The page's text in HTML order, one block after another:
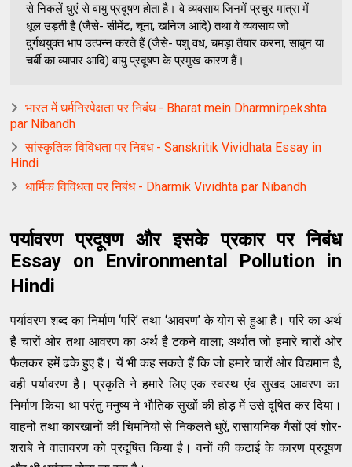
से निकलें धुएं से वायु प्रदूषण होता है। वे व्‍यवसाय जिनमें प्रचुर मात्रा में
धूल उड़ती है (जैसे- सीमेंट, चूना, खनिज आदि) तथा वे व्‍यवसाय जो
दुर्गधयुक्‍त भाप उत्‍पन्‍न करते हैं (जैसे- पशु वध, चमड़ा तैयार करना, साबुन या
चर्बी का व्‍यापार आदि) वायु प्रदूषण के प्रमुख कारण हैं।
भारत में धर्मनिरपेक्षता पर निबंध - Bharat mein Dharmnirpekshta
par Nibandh
सांस्कृतिक विविधता पर निबंध - Sanskritik Vividhata Essay in
Hindi
धार्मिक विविधता पर निबंध - Dharmik Vividhta par Nibandh
पर्यावरण प्रदूषण और इसके प्रकार पर निबंध
Essay on Environmental Pollution in
Hindi
पर्यावरण शब्‍द का निर्माण‘परि’ तथा ‘आवरण’के योग से हुआ है। परि का अर्थ
है चारों ओर तथा आवरण का अर्थ है टकने वाला;अर्थात जो हमारे चारों ओर
फैलकर हमें ढके हुए है। यें भी कह सकते हैं कि जो हमारे चारों ओर विद्यमान है,
वही पर्यावरण है। प्रकृति ने हमारे लिए एक स्‍वस्‍थ एंव सुखद आवरण का
निर्माण किया था परंतु मनुष्‍य ने भौतिक सुखों की होड़ में उसे दूषित कर दिया।
वाहनों तथा कारखानों की चिमनियों से निकलते धुऐं,रासायनिक गैसों एवं शोर-
शराबे ने वातावरण को प्रदूषित किया है। वनों की कटाई के कारण प्रदूषण